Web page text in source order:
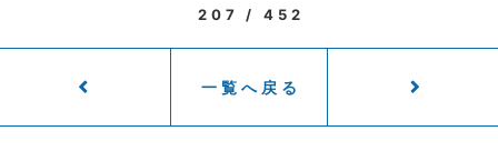
207 / 452
一覧へ戻る